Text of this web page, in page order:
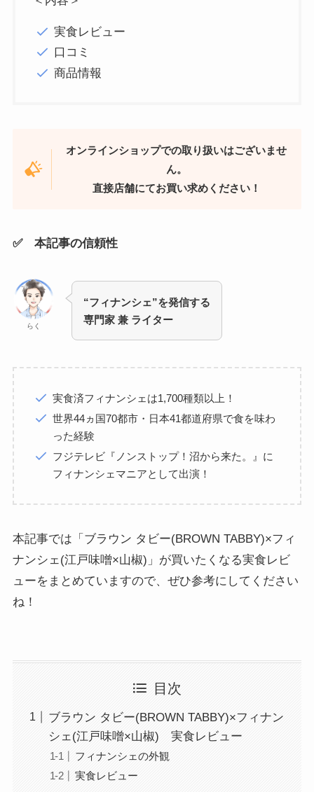
実食レビュー
口コミ
商品情報
オンラインショップでの取り扱いはございませ
ん。
直接店舗にてお買い求めください！
✅ 本記事の信頼性
らく
“フィナンシェ”を発信する
専門家 兼 ライター
実食済フィナンシェは1,700種類以上！
世界44ヵ国70都市・日本41都道府県で食を味わ
った経験
フジテレビ『ノンストップ！沼から来た。』に
フィナンシェマニアとして出演！
本記事では「ブラウン タビー(BROWN TABBY)×フィ
ナンシェ(江戸味噌×山椒)」が買いたくなる実食レビ
ューをまとめていますので、ぜひ参考にしてください
ね！
目次
ブラウン タビー(BROWN TABBY)×フィナン
シェ(江戸味噌×山椒) 実食レビュー
フィナンシェの外観
実食レビュー